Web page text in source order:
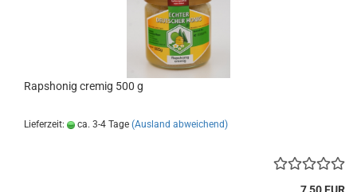
Rapshonig cremig 500 g
Lieferzeit: ca. 3-4 Tage (Ausland abweichend)